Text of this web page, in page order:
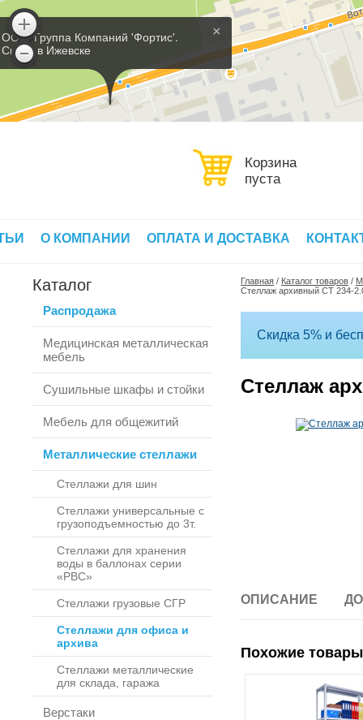
×
ООО 'Группа Компаний 'Фортис'.
Склад в Ижевске
Корзина
пуста
О КОМПАНИИ ОПЛАТА И ДОСТАВКА
Каталог
Распродажа
Медицинская металлическая
мебель
Сушильные шкафы и стойки
Мебель для общежитий
Металлические стеллажи
Стеллажи для шин
Стеллажи универсальные с
грузоподъемностью до 3т.
Стеллажи для хранения
воды в баллонах серии
«РВС»
Стеллажи грузовые СГР
Стеллажи для офиса и
архива
Стеллажи металлические
для склада, гаража
Верстаки
Главная / Каталог товаров /
Стеллаж архивный СТ 234-
Скидка 5% и
Стеллаж
ОПИСАНИЕ
Похожие